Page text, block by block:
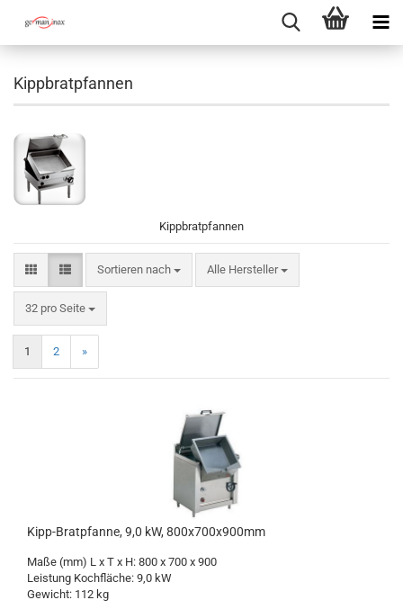
Kippbratpfannen
Kippbratpfannen
Sortieren nach
Sortieren nach Alle Hersteller
32 pro Seite
pro Seite
1 2 »
Kipp-Bratpfanne, 9,0 kW, 800x700x900mm
Maße (mm) L x T x H: 800 x 700 x 900
Leistung Kochfläche: 9,0 kW
Gewicht: 112 kg